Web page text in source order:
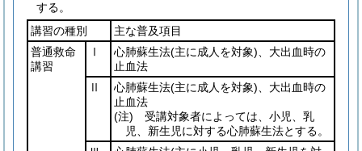
する。
講習の種別
主な普及項目
普通救命
講習
Ⅰ 心肺蘇生法(主に成人を対象) 、大出血時の
止血法
Ⅱ
心肺蘇生法(主に成人を対象) 、大出血時の
止血法
(注) 受講対象者によっては、小児、乳
児、新生児に対する心肺蘇生法とする。